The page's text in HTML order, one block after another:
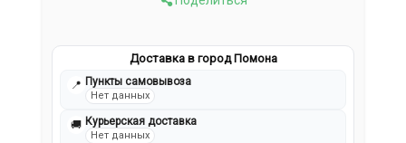
Доставка в город Помона
📍 Пункты самовывоза
Нет данных
🚚 Курьерская доставка
Нет данных